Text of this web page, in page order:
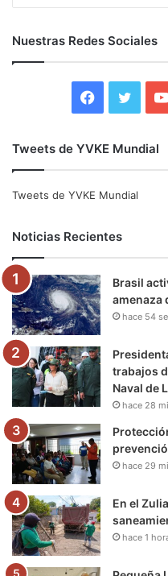
Nuestras Redes Sociales
e
o
o
k
t
e
r
Tweets de YVKE Mundial
Tweets de YVKE Mundial
Noticias Recientes
Brasil
amenaza
hace 54
trabajos
Naval de
hace 28
hace 29
En el
hace 1